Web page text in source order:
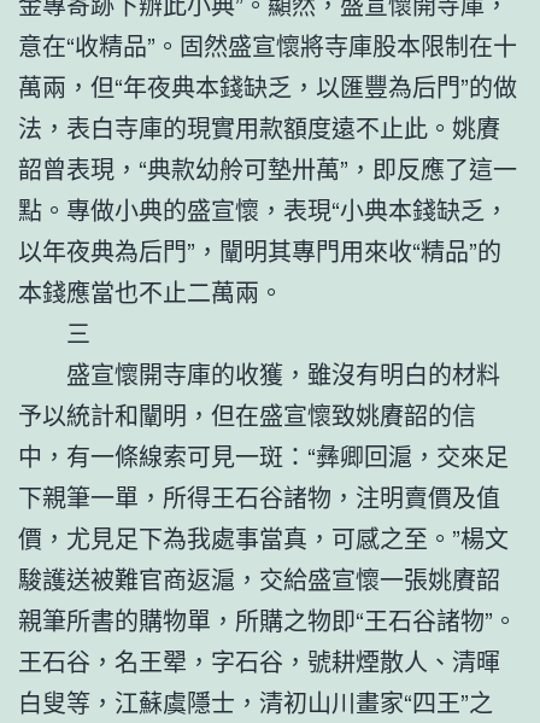
意在“收精品”。固然盛宣懷將寺庫股本限制在十
萬兩，但“年夜典本錢缺乏，以匯豐為后門”的做
法，表白寺庫的現實用款額度遠不止此。姚賡
韶曾表現，“典款幼舲可墊卅萬”，即反應了這一
點。專做小典的盛宣懷，表現“小典本錢缺乏，
以年夜典為后門”，闡明其專門用來收“精品”的
本錢應當也不止二萬兩。
三
盛宣懷開寺庫的收獲，雖沒有明白的材料
予以統計和闡明，但在盛宣懷致姚賡韶的信
中，有一條線索可見一斑：“彝卿回滬，交來足
下親筆一單，所得王石谷諸物，注明賣價及值
價，尤見足下為我處事當真，可感之至。”楊文
駿護送被難官商返滬，交給盛宣懷一張姚賡韶
親筆所書的購物單，所購之物即“王石谷諸物”。
王石谷，名王翚，字石谷，號耕煙散人、清暉
白叟等，江蘇虞隱士，清初山川畫家“四王”之